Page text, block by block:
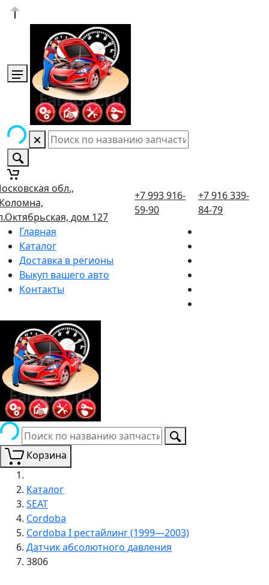
обл.,
дом 127
+7 993 916-
59-90
+7 916 339-
84-79
Главная
Каталог
Доставка в регионы
Выкуп вашего авто
Контакты
Корзина
Каталог
SEAT
Cordoba
Cordoba I рестайлинг (1999—2003)
Датчик абсолютного давления
3806